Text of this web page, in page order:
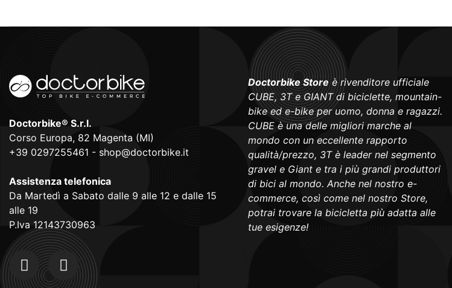
Doctorbike® S.r.l.
Corso Europa, 82 Magenta (MI)
+39 0297255461 - shop@doctorbike.it
Assistenza telefonica
Da Martedì a Sabato dalle 9 alle 12 e dalle 15
alle 19
P.Iva 12143730963
Doctorbike Storeè rivenditore ufficiale
CUBE, 3T e GIANT di biciclette, mountain-
bike ed e-bike per uomo, donna e ragazzi.
CUBE è una delle migliori marche al
mondo con un eccellente rapporto
qualità/prezzo, 3T è leader nel segmento
gravel e Giant e tra i più grandi produttori
di bici al mondo. Anche nel nostro e-
commerce, così come nel nostro Store,
potrai trovare la bicicletta più adatta alle
tue esigenze!